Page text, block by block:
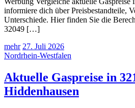
informiere dich über Preisbestandteile,
Unterschiede. Hier finden Sie die
32049 […]
mehr 27. Juli 2026
Nordrhein-Westfalen
Aktuelle Gaspreise in
Hiddenhausen